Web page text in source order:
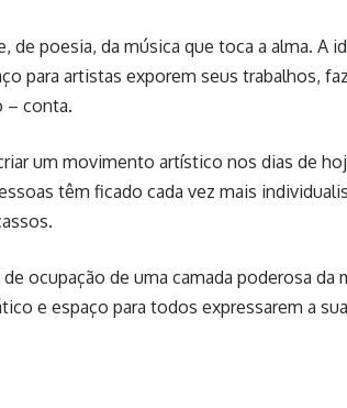
poesia, da música que toca a alma. A
para artistas exporem seus trabalhos,
– conta.
um movimento artístico nos dias de
têm ficado cada vez mais
ocupação de uma camada poderosa da
e espaço para todos expressarem a